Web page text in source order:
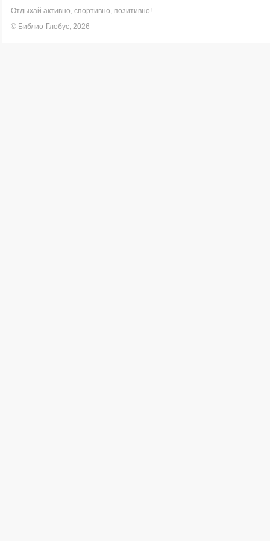
Отдыхай активно, спортивно, позитивно!
© Библио-Глобус, 2026